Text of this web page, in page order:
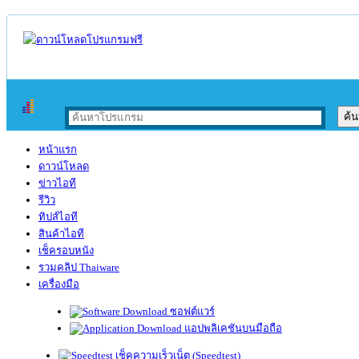
หน้าแรก
ดาวน์โหลด
ข่าวไอที
รีวิว
ทิปส์ไอที
สินค้าไอที
เช็ครอบหนัง
รวมคลิป Thaiware
เครื่องมือ
ซอฟต์แวร์
แอปพลิเคชันบนมือถือ
เช็คความเร็วเน็ต (Speedtest)